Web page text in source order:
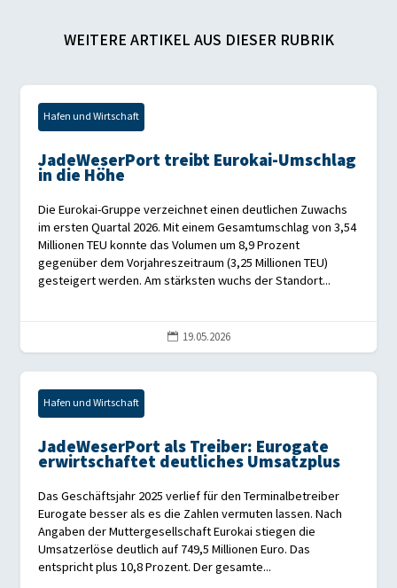
WEITERE ARTIKEL AUS DIESER RUBRIK
Hafen und Wirtschaft
JadeWeserPort treibt Eurokai-Umschlag
in die Höhe
Die Eurokai-Gruppe verzeichnet einen deutlichen Zuwachs
im ersten Quartal 2026. Mit einem Gesamtumschlag von 3,54
Millionen TEU konnte das Volumen um 8,9 Prozent
gegenüber dem Vorjahreszeitraum (3,25 Millionen TEU)
gesteigert werden. Am stärksten wuchs der Standort...
 19.05.2026
Hafen und Wirtschaft
JadeWeserPort als Treiber: Eurogate
erwirtschaftet deutliches Umsatzplus
Das Geschäftsjahr 2025 verlief für den Terminalbetreiber
Eurogate besser als es die Zahlen vermuten lassen. Nach
Angaben der Muttergesellschaft Eurokai stiegen die
Umsatzerlöse deutlich auf 749,5 Millionen Euro. Das
entspricht plus 10,8 Prozent. Der gesamte...